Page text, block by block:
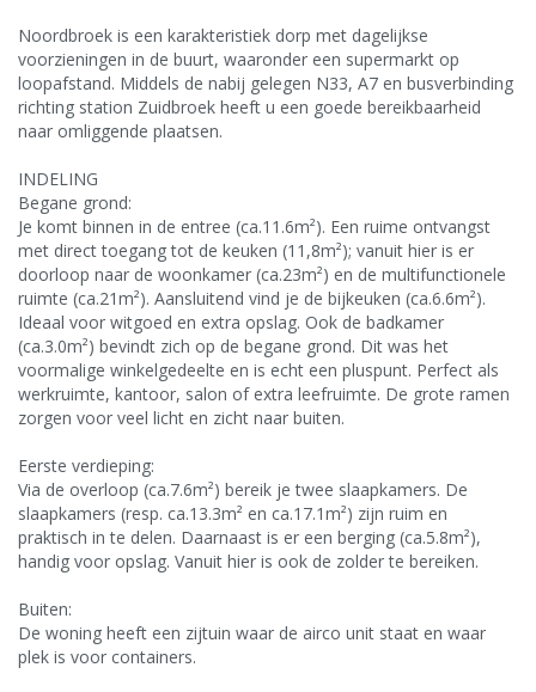
Noordbroek is een karakteristiek dorp met dagelijkse
voorzieningen in de buurt, waaronder een supermarkt op
loopafstand. Middels de nabij gelegen N33, A7 en busverbinding
richting station Zuidbroek heeft u een goede bereikbaarheid
naar omliggende plaatsen.
INDELING
Begane grond:
Je komt binnen in de entree (ca.11.6m²). Een ruime ontvangst
met direct toegang tot de keuken (11,8m²); vanuit hier is er
doorloop naar de woonkamer (ca.23m²) en de multifunctionele
ruimte (ca.21m²). Aansluitend vind je de bijkeuken (ca.6.6m²).
Ideaal voor witgoed en extra opslag. Ook de badkamer
(ca.3.0m²) bevindt zich op de begane grond. Dit was het
voormalige winkelgedeelte en is echt een pluspunt. Perfect als
werkruimte, kantoor, salon of extra leefruimte. De grote ramen
zorgen voor veel licht en zicht naar buiten.
Eerste verdieping:
Via de overloop (ca.7.6m²) bereik je twee slaapkamers. De
slaapkamers (resp. ca.13.3m² en ca.17.1m²) zijn ruim en
praktisch in te delen. Daarnaast is er een berging (ca.5.8m²),
handig voor opslag. Vanuit hier is ook de zolder te bereiken.
Buiten:
De woning heeft een zijtuin waar de airco unit staat en waar
plek is voor containers.